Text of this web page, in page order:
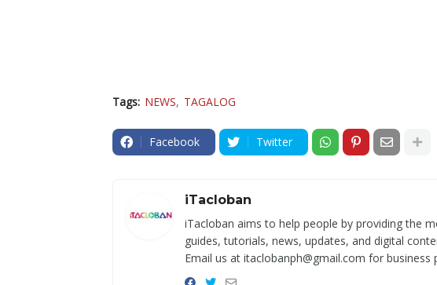
Tags: NEWS TAGALOG
Facebook Twitter
iTacloban
iTacloban aims to help people by providing the
guides, tutorials, news, updates, and digital
Email us at itaclobanph@gmail.com for